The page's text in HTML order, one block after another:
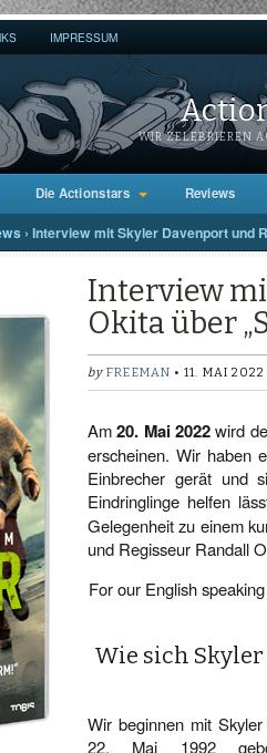
IMPRESSUM
WIR ZELEBRIEREN
Die Actionstars Reviews
› Interview mit Skyler Davenport und
Interview
Okita über
by FREEMAN • 11. MAI 2022
Am20. Mai 2022wird
erscheinen. Wir haben
Einbrecher gerät und
Eindringlinge helfen
Gelegenheit zu einem
und Regisseur Randall
For our English
Wie sich
Wir beginnen mit
22. Mai 1992